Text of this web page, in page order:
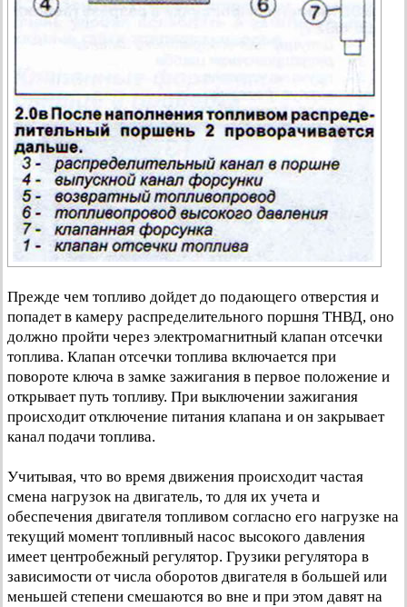
Прежде чем топливо дойдет до подающего отверстия и
попадет в камеру распределительного поршня ТНВД, оно
должно пройти через электромагнитный клапан отсечки
топлива. Клапан отсечки топлива включается при
повороте ключа в замке зажигания в первое положение и
открывает путь топливу. При выключении зажигания
происходит отключение питания клапана и он закрывает
канал подачи топлива.
Учитывая, что во время движения происходит частая
смена нагрузок на двигатель, то для их учета и
обеспечения двигателя топливом согласно его нагрузке на
текущий момент топливный насос высокого давления
имеет центробежный регулятор. Грузики регулятора в
зависимости от числа оборотов двигателя в большей или
меньшей степени смешаются во вне и при этом давят на